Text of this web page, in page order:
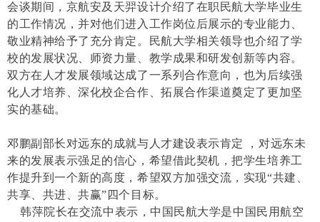
会谈期间，京航安及天羿设计介绍了在职民航大学毕业生
的工作情况，并对他们进入工作岗位后展示的专业能力、
敬业精神给予了充分肯定。民航大学相关领导也介绍了学
校的发展状况、师资力量、教学成果和研发创新等内容。
双方在人才发展领域达成了一系列合作意向，也为后续强
化人才培养、深化校企合作、拓展合作渠道奠定了更加坚
实的基础。
邓鹏副部长对远东的成就与人才建设表示肯定 ，对远东未
来的发展表示强足的信心，希望借此契机，把学生培养工
作提升到一个新的高度，希望双方加强交流，实现“共建、
共享、共进、共赢”四个目标。
韩萍院长在交流中表示，中国民航大学是中国民用航空